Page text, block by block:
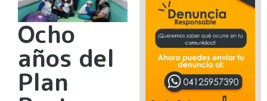
Ocho
años del
Plan